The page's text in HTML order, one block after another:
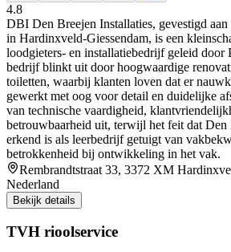
4.8
DBI Den Breejen Installaties, gevestigd aan
in Hardinxveld‑Giessendam, is een
loodgieters‑ en installatiebedrijf geleid door
bedrijf blinkt uit door hoogwaardige
toiletten, waarbij klanten loven dat er
gewerkt met oog voor detail en duidelijke
van technische vaardigheid,
betrouwbaarheid uit, terwijl het feit dat Den
erkend is als leerbedrijf getuigt van
betrokkenheid bij ontwikkeling in het vak.
Rembrandtstraat 33, 3372 XM
Nederland
Bekijk details
TVH rioolservice